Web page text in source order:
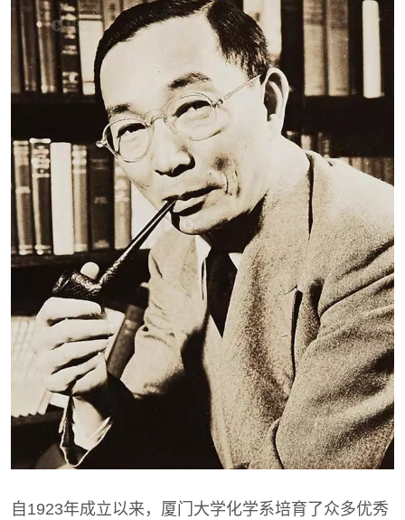
自1923年成立以来，厦门大学化学系培育了众多优秀